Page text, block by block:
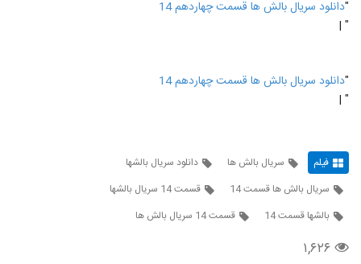
"دانلود سریال بالش ها قسمت چهاردهم 14
" |
"دانلود سریال بالش ها قسمت چهاردهم 14
" |
فیلم سریال بالش ها
دانلود سریال بالشها
سریال بالش ها قسمت 14
قسمت 14 سریال بالشها
بالشها قسمت 14
قسمت 14 سریال بالش ها
۱,۶۲۶